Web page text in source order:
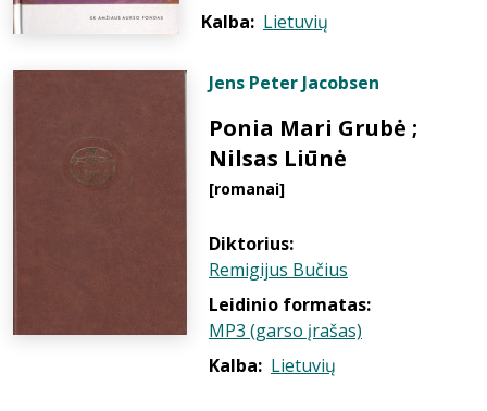
Kalba: Lietuvių
Jens Peter Jacobsen
Ponia Mari Grubė ;
Nilsas Liūnė
[romanai]
Diktorius:
Remigijus Bučius
Leidinio formatas:
MP3 (garso įrašas)
Kalba: Lietuvių